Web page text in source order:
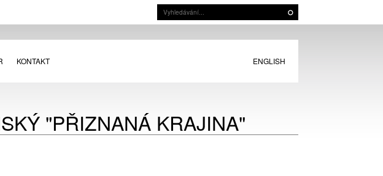
KONTAKT ENGLISH
"PŘIZNANÁ KRAJINA"